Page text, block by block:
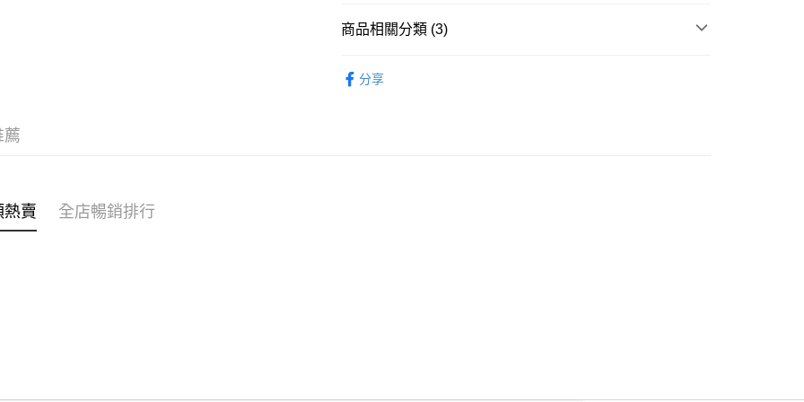
WeChat Pay
送貨方式
商品相關分類 (3)
分享
薦
賣 全店暢銷排行